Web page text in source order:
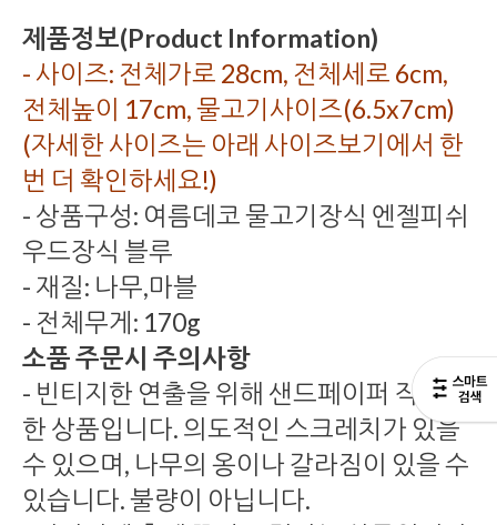
제품정보(Product Information)
- 사이즈: 전체가로 28cm, 전체세로 6cm,
전체높이 17cm, 물고기사이즈(6.5x7cm)
(자세한 사이즈는 아래 사이즈보기에서 한
번 더 확인하세요!)
- 상품구성: 여름데코 물고기장식 엔젤피쉬
우드장식 블루
- 재질: 나무,마블
- 전체무게: 170g
소품 주문시 주의사항
- 빈티지한 연출을 위해 샌드페이퍼 작업을
한 상품입니다. 의도적인 스크레치가 있을
수 있으며, 나무의 옹이나 갈라짐이 있을 수
있습니다. 불량이 아닙니다.